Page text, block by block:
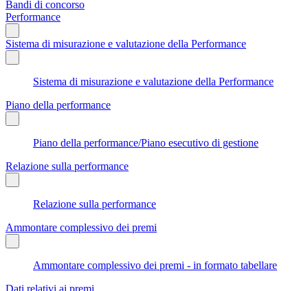
Bandi di concorso
Performance
Sistema di misurazione e valutazione della Performance
Sistema di misurazione e valutazione della Performance
Piano della performance
Piano della performance/Piano esecutivo di gestione
Relazione sulla performance
Relazione sulla performance
Ammontare complessivo dei premi
Ammontare complessivo dei premi - in formato tabellare
Dati relativi ai premi